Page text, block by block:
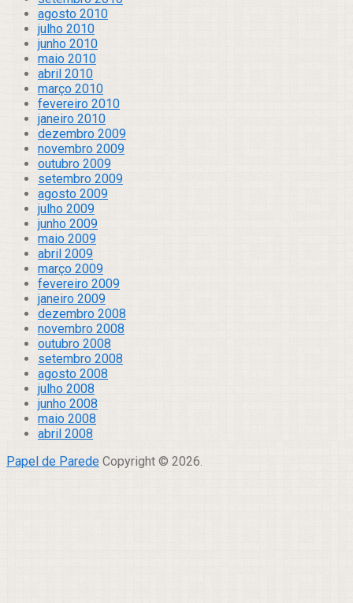
agosto 2010
julho 2010
junho 2010
maio 2010
abril 2010
março 2010
fevereiro 2010
janeiro 2010
dezembro 2009
novembro 2009
outubro 2009
setembro 2009
agosto 2009
julho 2009
junho 2009
maio 2009
abril 2009
março 2009
fevereiro 2009
janeiro 2009
dezembro 2008
novembro 2008
outubro 2008
setembro 2008
agosto 2008
julho 2008
junho 2008
maio 2008
abril 2008
Papel de Parede Copyright © 2026.